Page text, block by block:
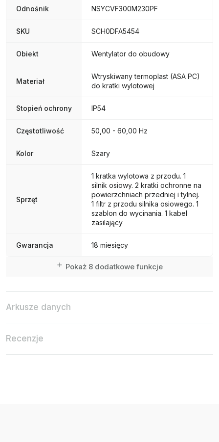
Odnośnik NSYCVF300M230PF
SKU SCH0DFA5454
Obiekt Wentylator do obudowy
Materiał
Wtryskiwany termoplast (ASA PC)
do kratki wylotowej
Stopień ochrony IP54
Częstotliwość 50,00 - 60,00 Hz
Kolor Szary
Sprzęt
1 kratka wylotowa z przodu. 1
silnik osiowy. 2 kratki ochronne na
powierzchniach przedniej i tylnej.
1 filtr z przodu silnika osiowego. 1
szablon do wycinania. 1 kabel
zasilający
Gwarancja 18 miesięcy
Pokaż 8 dodatkowe funkcje
Arkusze danych
Recenzje